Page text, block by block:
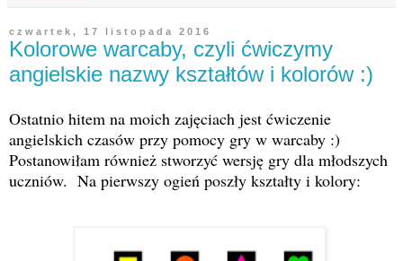
czwartek, 17 listopada 2016
Kolorowe warcaby, czyli ćwiczymy
angielskie nazwy kształtów i kolorów :)
Ostatnio hitem na moich zajęciach jest ćwiczenie
angielskich czasów przy pomocy gry w warcaby :)
Postanowiłam również stworzyć wersję gry dla młodszych
uczniów. Na pierwszy ogień poszły kształty i kolory: